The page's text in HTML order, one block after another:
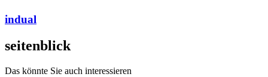
indual
seitenblick
Das könnte Sie auch interessieren